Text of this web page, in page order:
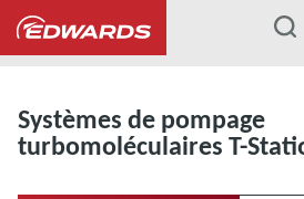
... Systèmes de
Systèmes de pompage
turbomoléculaires T-